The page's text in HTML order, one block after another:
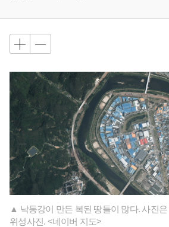
▲ 낙동강이 만든 복된 땅들이 많다. 사진
위성사진. <네이버 지도>